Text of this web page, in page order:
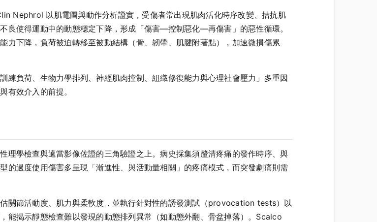
Nephrol 以肌電圖與動作分析證實，受傷者常出現肌肉活化時序改變、拮抗肌
良使得運動中的動態穩定下降，形成「傷害—控制惡化—再傷害」的惡性循環。
力下降，負荷被迫轉移至被動結構（骨、韌帶、肌腱附著點），加速微損傷累
練負荷、生物力學排列、神經肌肉控制、組織修復能力與心理社會壓力」多重因
有效介入的前提。
理學檢查與適當影像佐證的三角驗證之上。病史採集須釐清疼痛的發作時序、與
的過度使用傷害多呈現「漸進性、與活動量相關」的疼痛模式，而突發劇痛則需
關節活動度、肌力與柔軟度，並執行針對性的誘發測試（provocation tests）以
能揭示靜態檢查難以發現的動態排列異常（如動態外翻、骨盆掉落）。Scalco